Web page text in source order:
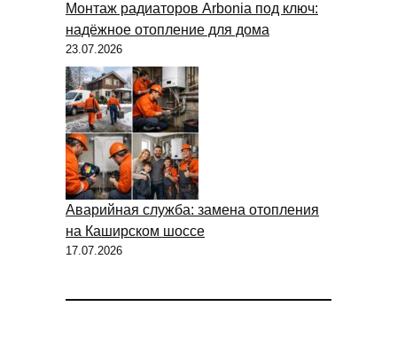
Монтаж радиаторов Arbonia под ключ:
надёжное отопление для дома
23.07.2026
Аварийная служба: замена отопления
на Каширском шоссе
17.07.2026